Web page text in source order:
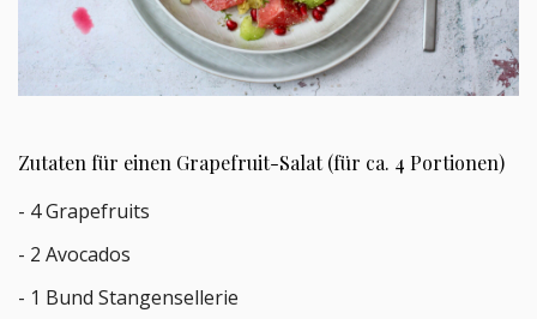
Zutaten für einen Grapefruit-Salat (für ca. 4 Portionen)
- 4 Grapefruits
- 2 Avocados
- 1 Bund Stangensellerie